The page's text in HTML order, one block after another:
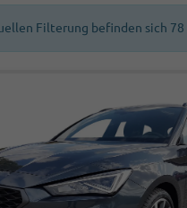
Filterung befinden sich 78